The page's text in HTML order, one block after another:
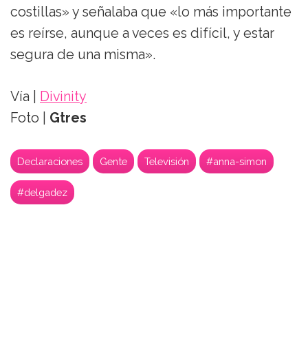
costillas» y señalaba que «lo más importante
es reírse, aunque a veces es difícil, y estar
segura de una misma».
Vía |
Divinity
Foto | Gtres
Declaraciones Gente Televisión #anna-simon
#delgadez